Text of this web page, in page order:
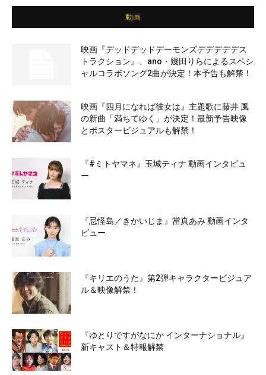
動画
映画『デッドデッドデーモンズデデデデデス
トラクション』、ano・幾田りらによるスペシ
ャルコラボソング2曲が決定！本予告も解禁！
映画『四月になれば彼女は』主題歌に藤井 風
の新曲「満ちてゆく」が決定！最新予告映像
とポスタービジュアルも解禁！
『#ミトヤマネ』玉城ティナ 動画インタビュ
ー
『忌怪島／きかいじま』當真あみ 動画インタ
ビュー
『キリエのうた』第2弾キャラクタービジュア
ル＆映像解禁！
『ゆとりですがなにか インターナショナル』
新キャスト＆特報解禁